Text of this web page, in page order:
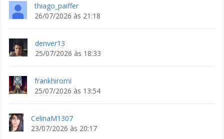
thiago_paiffer
26/07/2026 às 21:18
denver13
25/07/2026 às 18:33
frankhiromi
25/07/2026 às 13:54
CelinaM1307
23/07/2026 às 20:17